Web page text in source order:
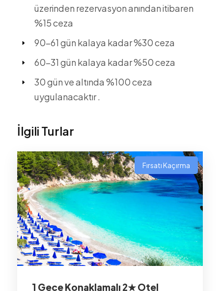
üzerinden rezervasyon anından itibaren
%15 ceza
90-61 gün kalaya kadar %30 ceza
60-31 gün kalaya kadar %50 ceza
30 gün ve altında %100 ceza
uygulanacaktır .
İlgili Turlar
Fırsatı Kaçırma
1 Gece Konaklamalı 2★ Otel